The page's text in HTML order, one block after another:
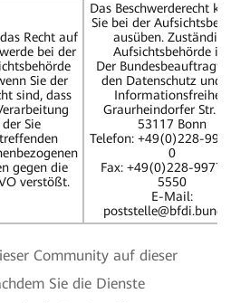
Recht auf
bei der
Sie der
sind, dass
der Sie
gegen die
verstößt.
Das Beschwerderecht
Sie bei der
ausüben. Zuständige
Aufsichtsbehörde ist:
Der
den Datenschutz und
Informationsfreiheit
Graurheindorfer Str.
53117 Bonn
Telefon: +49(0)228-
0
Fax: +49(0)228-
5550
E-Mail:
Community auf dieser
Sie die Dienste